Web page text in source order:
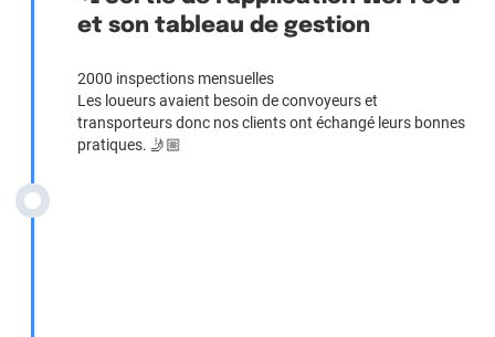
et son tableau de gestion
2000 inspections mensuelles
Les loueurs avaient besoin de convoyeurs et
transporteurs donc nos clients ont échangé leurs bonnes
pratiques. 🤳🏼